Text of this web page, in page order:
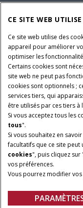
SUIVEZ-NOUS
PARAMÈTRES ET PLUS
Avis de confidentialité
© 2026 CNH Industrial
trademark of CNH
CE SITE WEB
Ce site web utilise des
appareil pour améliorer
optimiser les
Certains cookies sont
site web ne peut pas
cookies sont optionnels ;
services tiers, qui
être utilisés par ces tiers
Si vous acceptez tous les
tous".
Si vous souhaitez en
facultatifs que ce site peut
cookies", puis cliquez sur
vos préférences.
Vous pourrez modifier